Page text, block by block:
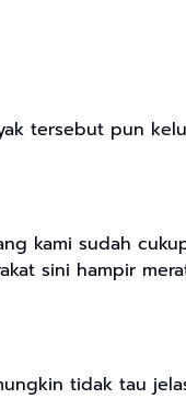
tersebut pun
kami sudah
sini hampir
tidak tau